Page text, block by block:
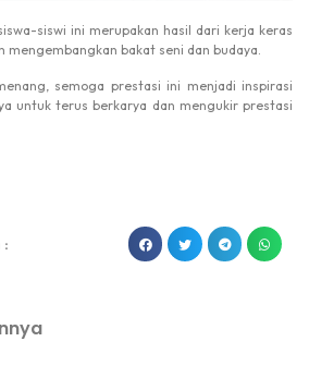
siswi ini merupakan hasil dari kerja keras
mengembangkan bakat seni dan budaya.
semoga prestasi ini menjadi inspirasi
untuk terus berkarya dan mengukir prestasi
: